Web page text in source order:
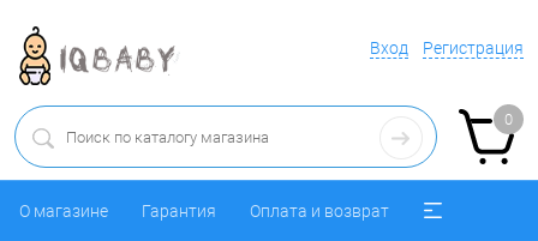
Вход Регистрация
0
О магазине Гарантия Оплата и возврат